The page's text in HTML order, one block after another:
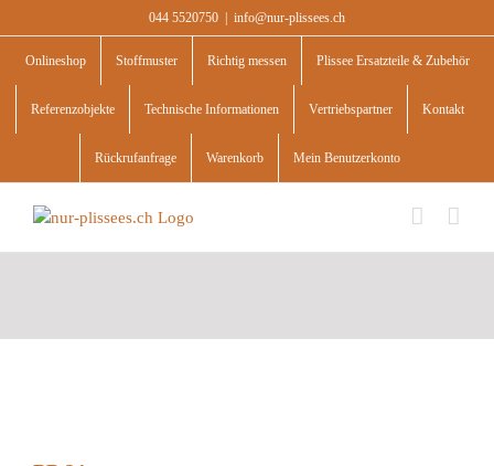
to
content
044 5520750 info@nur-plissees.ch
Onlineshop Stoffmuster Richtig messen Plissee Ersatzteile & Zubehör
Referenzobjekte Technische Informationen Vertriebspartner Kontakt
Rückrufanfrage Warenkorb Mein Benutzerkonto